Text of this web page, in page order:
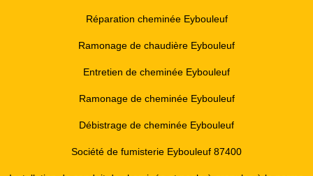
Réparation cheminée Eybouleuf
Ramonage de chaudière Eybouleuf
Entretien de cheminée Eybouleuf
Ramonage de cheminée Eybouleuf
Débistrage de cheminée Eybouleuf
Société de fumisterie Eybouleuf 87400